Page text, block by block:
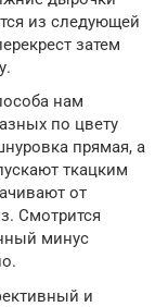
из следующей
затем
нам
по цвету
прямая, а
ткацким
от
Смотрится
минус
и